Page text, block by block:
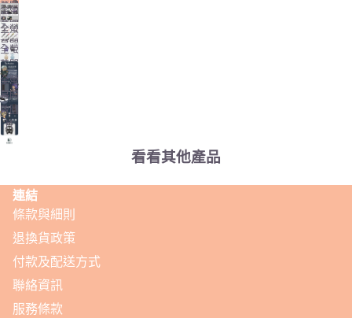
幕開
啟圖
片
全螢
幕開
啟圖
片
全螢
幕開
啟圖
片
全螢
幕開
啟圖
片
全螢
幕開
啟圖
片
看看其他產品
連結
條款與細則
退換貨政策
付款及配送方式
聯絡資訊
服務條款